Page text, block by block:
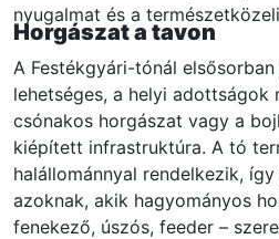
nyugalmat és a
Horgászat a tavon
A Festékgyári-tónál
lehetséges, a helyi adottságok
csónakos horgászat vagy a
kiépített infrastruktúra. A tó
halállománnyal rendelkezik,
azoknak, akik hagyományos
fenekező, úszós, feeder –